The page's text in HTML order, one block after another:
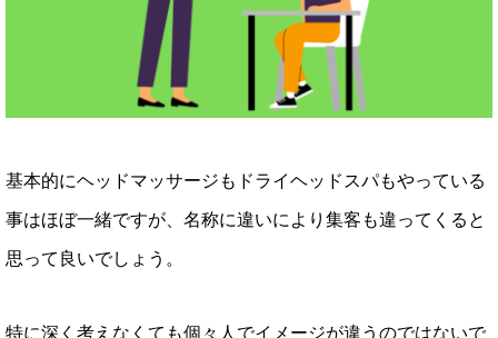
基本的にヘッドマッサージもドライヘッドスパもやっている
事はほぼ一緒ですが、名称に違いにより集客も違ってくると
思って良いでしょう。
特に深く考えなくても個々人でイメージが違うのではないで